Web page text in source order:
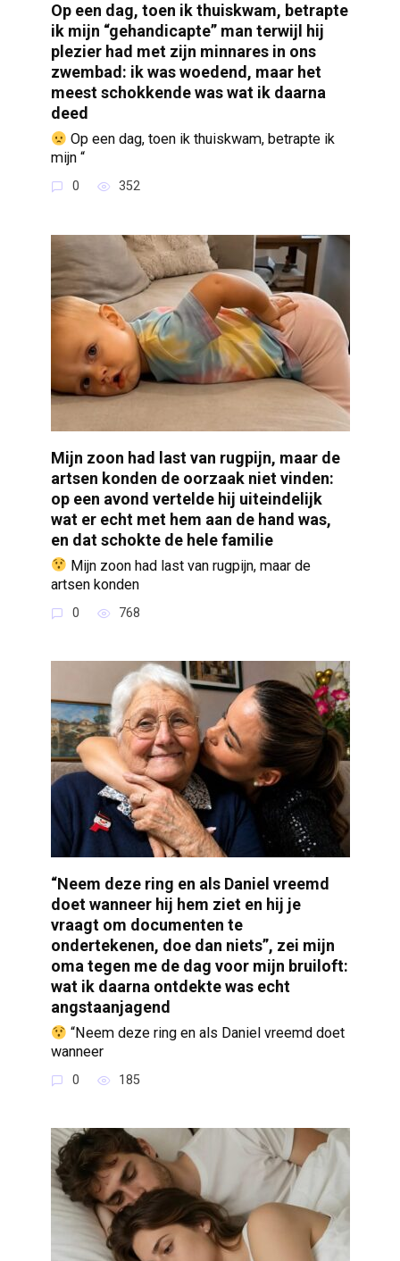
Op een dag, toen ik thuiskwam, betrapte
ik mijn “gehandicapte” man terwijl hij
plezier had met zijn minnares in ons
zwembad: ik was woedend, maar het
meest schokkende was wat ik daarna
deed
Op een dag, toen ik thuiskwam, betrapte ik
mijn “
0 352
Mijn zoon had last van rugpijn, maar de
artsen konden de oorzaak niet vinden:
op een avond vertelde hij uiteindelijk
wat er echt met hem aan de hand was,
en dat schokte de hele familie
Mijn zoon had last van rugpijn, maar de
artsen konden
0 768
“Neem deze ring en als Daniel vreemd
doet wanneer hij hem ziet en hij je
vraagt om documenten te
ondertekenen, doe dan niets”, zei mijn
oma tegen me de dag voor mijn bruiloft:
wat ik daarna ontdekte was echt
angstaanjagend
“Neem deze ring en als Daniel vreemd doet
wanneer
0 185